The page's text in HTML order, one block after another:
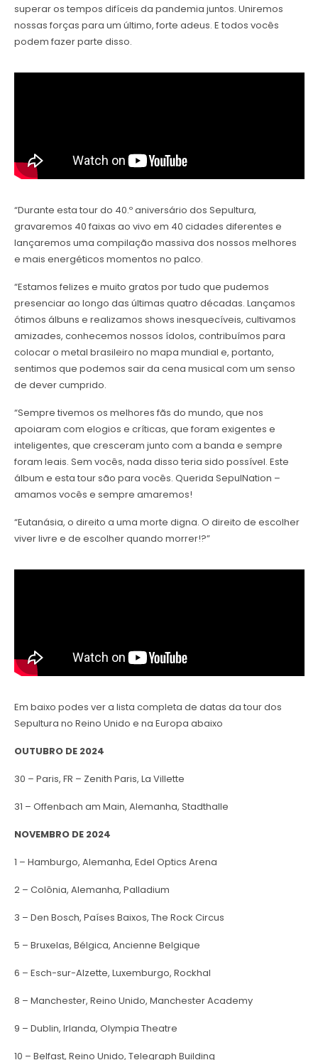
superar os tempos difíceis da pandemia juntos. Uniremos
nossas forças para um último, forte adeus. E todos vocês
podem fazer parte disso.
“Durante esta tour do 40.º aniversário dos Sepultura,
gravaremos 40 faixas ao vivo em 40 cidades diferentes e
lançaremos uma compilação massiva dos nossos melhores
e mais energéticos momentos no palco.
“Estamos felizes e muito gratos por tudo que pudemos
presenciar ao longo das últimas quatro décadas. Lançamos
ótimos álbuns e realizamos shows inesquecíveis, cultivamos
amizades, conhecemos nossos ídolos, contribuímos para
colocar o metal brasileiro no mapa mundial e, portanto,
sentimos que podemos sair da cena musical com um senso
de dever cumprido.
“Sempre tivemos os melhores fãs do mundo, que nos
apoiaram com elogios e críticas, que foram exigentes e
inteligentes, que cresceram junto com a banda e sempre
foram leais. Sem vocês, nada disso teria sido possível. Este
álbum e esta tour são para vocês. Querida SepulNation –
amamos vocês e sempre amaremos!
“Eutanásia, o direito a uma morte digna. O direito de escolher
viver livre e de escolher quando morrer!?”
Em baixo podes ver a lista completa de datas da tour dos
Sepultura no Reino Unido e na Europa abaixo
OUTUBRO DE 2024
30 – Paris, FR – Zenith Paris, La Villette
31 – Offenbach am Main, Alemanha, Stadthalle
NOVEMBRO DE 2024
1 – Hamburgo, Alemanha, Edel Optics Arena
2 – Colônia, Alemanha, Palladium
3 – Den Bosch, Países Baixos, The Rock Circus
5 – Bruxelas, Bélgica, Ancienne Belgique
6 – Esch-sur-Alzette, Luxemburgo, Rockhal
8 – Manchester, Reino Unido, Manchester Academy
9 – Dublin, Irlanda, Olympia Theatre
10 – Belfast, Reino Unido, Telegraph Building